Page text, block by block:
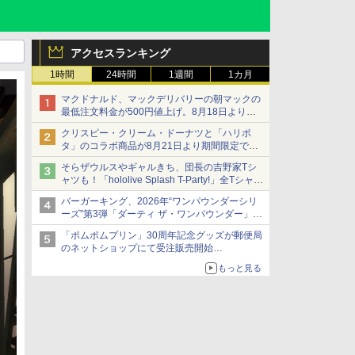
アクセスランキング
1時間 24時間 1週間 1カ月
マクドナルド、マックデリバリーの朝マックの
最低注文料金が500円値上げ。8月18日より
1,500円から受付
クリスピー・クリーム・ドーナツと「ハリポ
タ」のコラボ商品が8月21日より期間限定で発
売
組分け帽子ドーナツなど見た目も楽しい商品が
登場
そらザウルスやギャルきち、団長の吉野家Tシ
ャツも！「hololive Splash T-Party!」全Tシャツ
ラインナップ公開＆オンライン販売開始
バーガーキング、2026年“ワンパウンダーシリ
ーズ”第3弾「ダーティ ザ・ワンパウンダー」を
8月7日発売
「特製ガーリックマヨソース」を使用した超大
型チーズバーガー
「ポムポムプリン」30周年記念グッズが郵便局
のネットショップにて受注販売開始
「おもちもちもちクッション」など今年だけの
もっと見る